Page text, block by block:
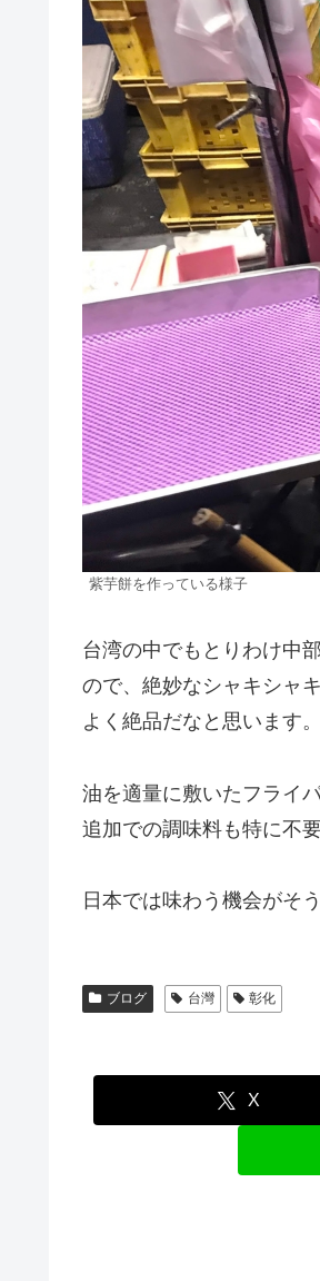
紫芋餅を作っている様子
台湾の中でもとりわけ中
ので、絶妙なシャキシャ
よく絶品だなと思います。
油を適量に敷いたフライ
追加での調味料も特に不要
日本では味わう機会がそ
ブログ 台灣 彰化
X